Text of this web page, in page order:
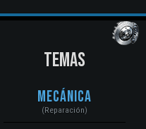
TEMAS
Mecánica
(Reparación)